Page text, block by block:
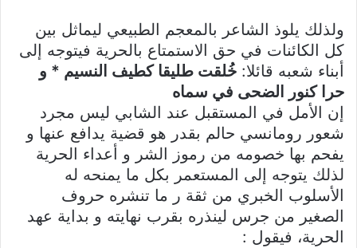
ولذلك يلوذ الشاعر بالمعجم الطبيعي ليماثل بين
كل الكائنات في حق الاستمتاع بالحرية فيتوجه إلى
أبناء شعبه قائلا: خُلقت طليقا كطيف النسيم * و
حرا كنور الضحى في سماه
إن الأمل في المستقبل عند الشابي ليس مجرد
شعور رومانسي حالم بقدر هو قضية يدافع عنها و
يفحم بها خصومه من رموز الشر و أعداء الحرية
لذلك يتوجه إلى المستعمر بكل ما يمنحه له
الأسلوب الخبري من ثقة ر ما تنشره حروف
الصغير من جرس لينذره بقرب نهايته و بداية عهد
الحرية، فيقول :